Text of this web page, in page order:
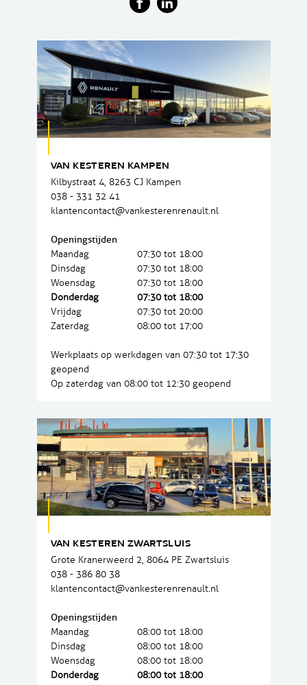
VAN KESTEREN KAMPEN
Kilbystraat 4, 8263 CJ Kampen
038 - 331 32 41
klantencontact@vankesterenrenault.nl
Openingstijden
Maandag
07:30 tot 18:00
Dinsdag
07:30 tot 18:00
Woensdag
07:30 tot 18:00
Donderdag
07:30 tot 18:00
Vrijdag
07:30 tot 20:00
Zaterdag
08:00 tot 17:00
Werkplaats op werkdagen van 07:30 tot 17:30
geopend
Op zaterdag van 08:00 tot 12:30 geopend
VAN KESTEREN ZWARTSLUIS
Grote Kranerweerd 2, 8064 PE Zwartsluis
038 - 386 80 38
klantencontact@vankesterenrenault.nl
Openingstijden
Maandag
08:00 tot 18:00
Dinsdag
08:00 tot 18:00
Woensdag
08:00 tot 18:00
Donderdag
08:00 tot 18:00